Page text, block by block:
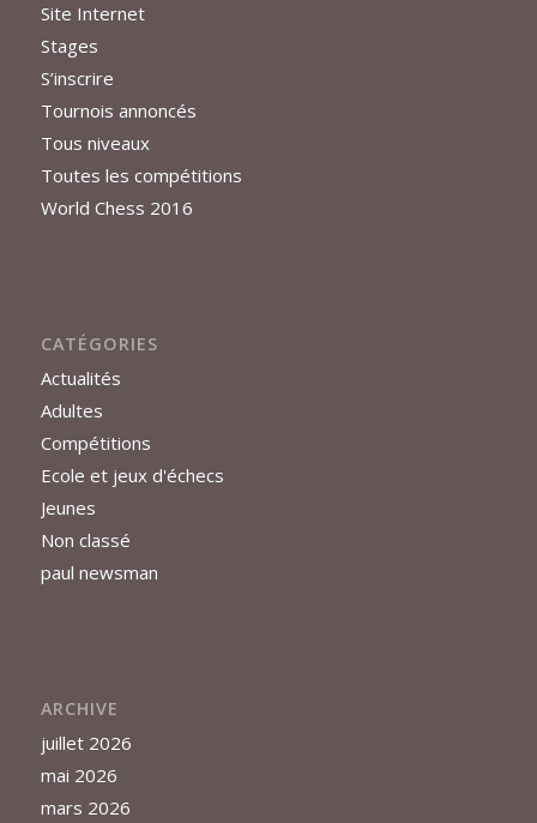
Site Internet
Stages
S’inscrire
Tournois annoncés
Tous niveaux
Toutes les compétitions
World Chess 2016
CATÉGORIES
Actualités
Adultes
Compétitions
Ecole et jeux d'échecs
Jeunes
Non classé
paul newsman
ARCHIVE
juillet 2026
mai 2026
mars 2026